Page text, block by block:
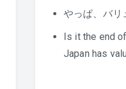
やっぱ、バリ
Is it the end
Japan has